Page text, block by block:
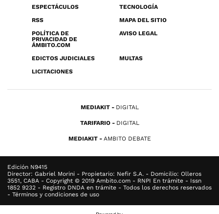
ESPECTÁCULOS
TECNOLOGÍA
RSS
MAPA DEL SITIO
POLÍTICA DE
PRIVACIDAD DE
ÁMBITO.COM
AVISO LEGAL
EDICTOS JUDICIALES
MULTAS
LICITACIONES
MEDIAKIT DIGITAL
TARIFARIO DIGITAL
MEDIAKIT AMBITO DEBATE
Edición N9415
Director: Gabriel Morini - Propietario: Nefir S.A. - Domicilio: Olleros
3551, CABA - Copyright © 2019 Ambito.com - RNPI En trámite - Issn
1852 9232 - Registro DNDA en trámite - Todos los derechos reservados
- Términos y condiciones de uso